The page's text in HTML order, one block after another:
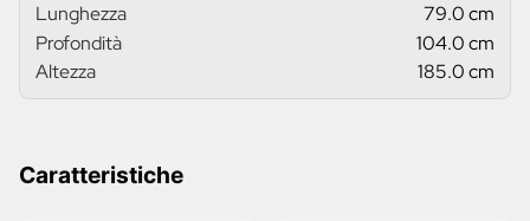
Lunghezza
79.0 cm
Profondità
104.0 cm
Altezza
185.0 cm
Caratteristiche